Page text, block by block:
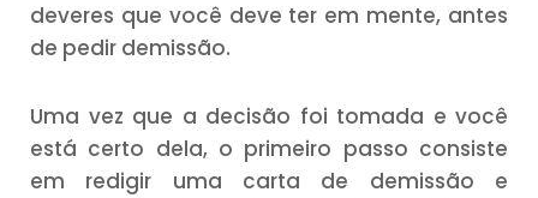
deveres que você deve ter em mente, antes
de pedir demissão.
Uma vez que a decisão foi tomada e você
está certo dela, o primeiro passo consiste
em redigir uma carta de demissão e